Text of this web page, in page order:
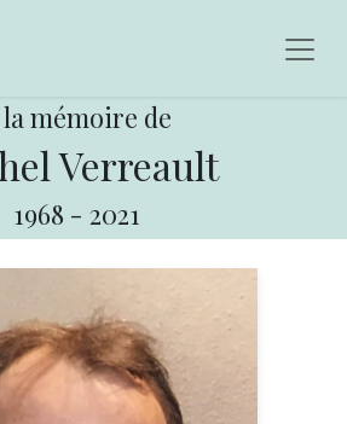
la mémoire de
Verreault
1968 - 2021